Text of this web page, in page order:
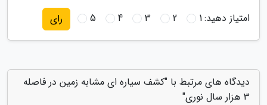
امتیاز دهید:1
2
3
4
5 رای
دیدگاه های مرتبط با "کشف سیاره ای مشابه زمین در فاصله
3 هزار سال نوری"